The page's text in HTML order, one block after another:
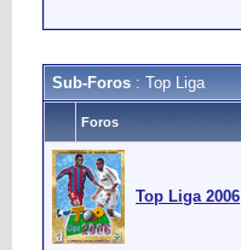
Sub-Foros : Top Liga
Foros
Top Liga 2006